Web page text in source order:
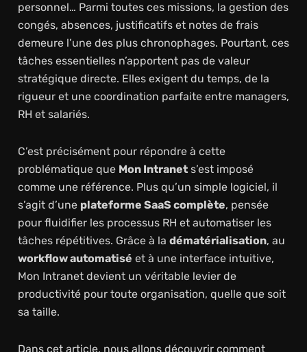
personnel… Parmi toutes ces missions, la gestion des
congés, absences, justificatifs et notes de frais
demeure l’une des plus chronophages. Pourtant, ces
tâches essentielles n’apportent pas de valeur
stratégique directe. Elles exigent du temps, de la
rigueur et une coordination parfaite entre managers,
RH et salariés.
C’est précisément pour répondre à cette
problématique que Mon Intranets’est imposé
comme une référence. Plus qu’un simple logiciel, il
s’agit d’une plateforme SaaS complète, pensée
pour fluidifier les processus RH et automatiser les
tâches répétitives. Grâce à la dématérialisation, au
workflow automatisé et à une interface intuitive,
Mon Intranet devient un véritable levier de
productivité pour toute organisation, quelle que soit
sa taille.
Dans cet article, nous allons découvrir comment